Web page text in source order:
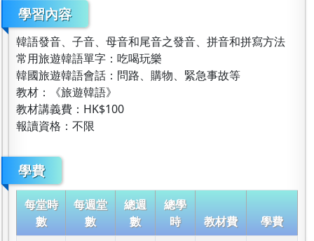
學習內容
韓語發音、子音、母音和尾音之發音、拼音和拼寫方法
常用旅遊韓語單字：吃喝玩樂
韓國旅遊韓語會話：問路、購物、緊急事故等
教材：《旅遊韓語》
教材講義費：HK$100
報讀資格：不限
學費
每堂時
數
每週堂
數
總週
數
總學
時
教材費 學費